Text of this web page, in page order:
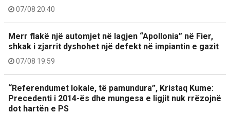
07/08 20:40
Merr flakë një automjet në lagjen “Apollonia” në Fier,
shkak i zjarrit dyshohet një defekt në impiantin e gazit
07/08 19:59
“Referendumet lokale, të pamundura”, Kristaq Kume:
Precedenti i 2014-ës dhe mungesa e ligjit nuk rrëzojnë
dot hartën e PS